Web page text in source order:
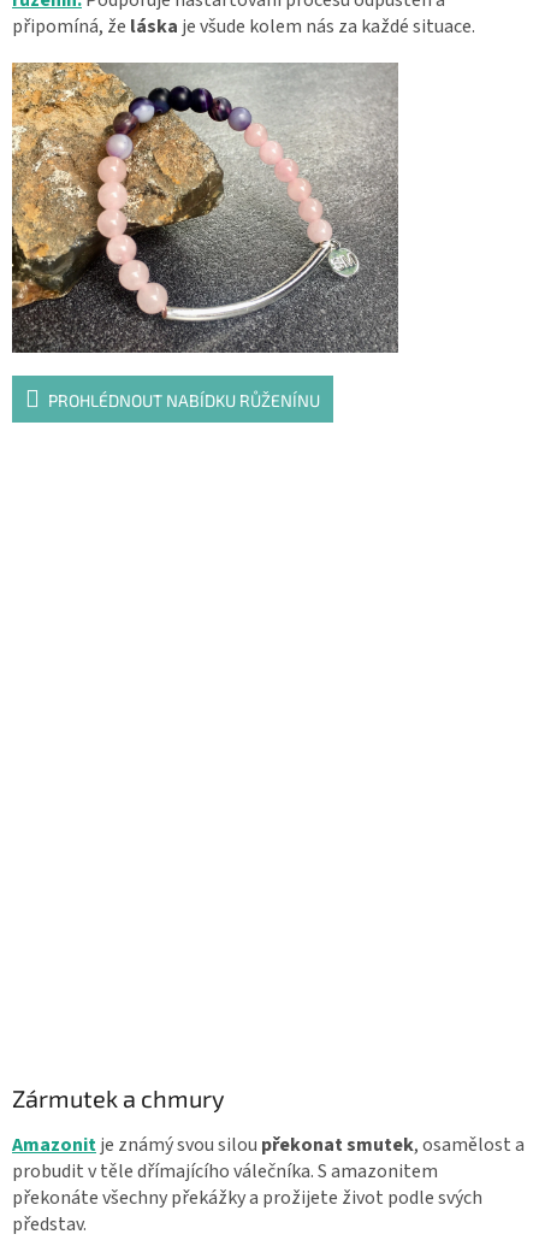
připomíná, že láska je všude kolem nás za každé situace.
PROHLÉDNOUT NABÍDKU RŮŽENÍNU
Zármutek a chmury
Amazonitje známý svou silou překonat smutek, osamělost a
probudit v těle dřímajícího válečníka. S amazonitem
překonáte všechny překážky a prožijete život podle svých
představ.